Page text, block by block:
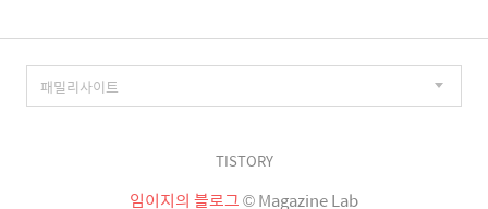
TISTORY
임이지의 블로그© Magazine Lab